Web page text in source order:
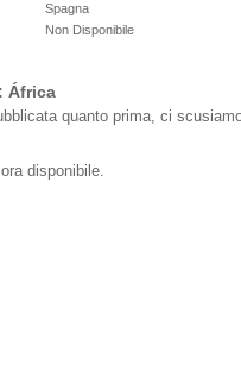
Spagna
Non Disponibile
África
quanto prima, ci
disponibile.